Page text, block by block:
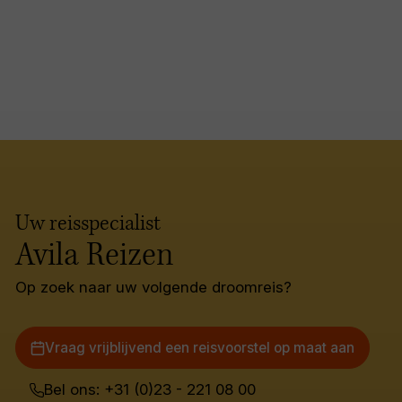
Uw reisspecialist
Avila Reizen
Op zoek naar uw volgende droomreis?
Vraag vrijblijvend een reisvoorstel op maat aan
Bel ons: +31 (0)23 - 221 08 00